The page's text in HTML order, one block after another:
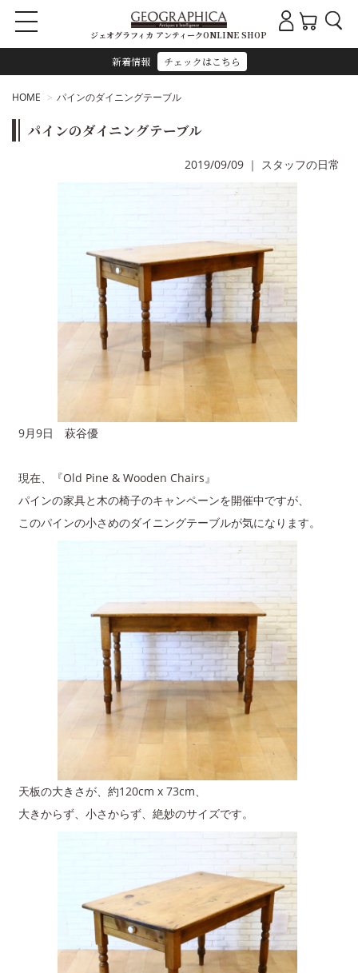
新着情報 チェックはこちら
ジェオグラフィカ アンティークONLINE SHOP
HOME パインのダイニングテーブル
パインのダイニングテーブル
2019/09/09 ｜ スタッフの日常
9月9日 萩谷優
現在、『Old Pine & Wooden Chairs』
パインの家具と木の椅子のキャンペーンを開催中ですが、
このパインの小さめのダイニングテーブルが気になります。
天板の大きさが、約120cm x 73cm、
大きからず、小さからず、絶妙のサイズです。